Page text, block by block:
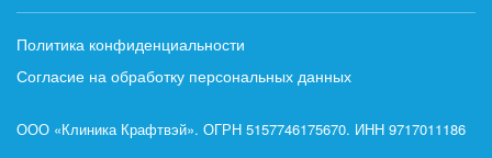
Политика конфиденциальности
Согласие на обработку персональных данных
ООО «Клиника Крафтвэй». ОГРН 5157746175670. ИНН 9717011186